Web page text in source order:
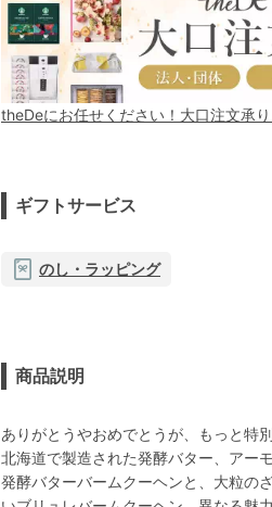
theDeにお任せください！大口注文承
ギフトサービス
のし・ラッピング
商品説明
ありがとうやおめでとうが、もっと特
北海道で製造された発酵バター、アー
発酵バターバームクーヘンと、大粒の